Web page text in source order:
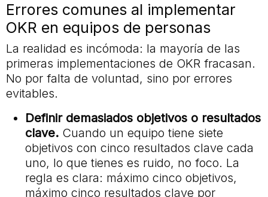
Errores comunes al implementar
OKR en equipos de personas
La realidad es incómoda: la mayoría de las
primeras implementaciones de OKR fracasan.
No por falta de voluntad, sino por errores
evitables.
Definir demasiados objetivos o resultados
clave. Cuando un equipo tiene siete
objetivos con cinco resultados clave cada
uno, lo que tienes es ruido, no foco. La
regla es clara: máximo cinco objetivos,
máximo cinco resultados clave por